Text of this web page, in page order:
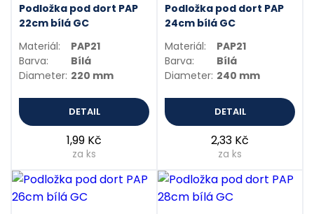
Podložka pod dort PAP
22cm bílá GC
Materiál:
PAP21
Barva:
Bílá
Diameter: 220 mm
DETAIL
1,99 Kč
za ks
Podložka pod dort PAP
24cm bílá GC
Materiál:
PAP21
Barva:
Bílá
Diameter: 240 mm
DETAIL
2,33 Kč
za ks